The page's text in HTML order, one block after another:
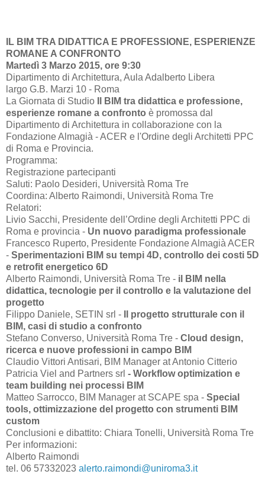
IL BIM TRA DIDATTICA E PROFESSIONE, ESPERIENZE
ROMANE A CONFRONTO
Martedì 3 Marzo 2015, ore 9:30
Dipartimento di Architettura, Aula Adalberto Libera
largo G.B. Marzi 10 - Roma
La Giornata di Studio
Il BIM tra didattica e professione,
esperienze romane a confronto è promossa dal
Dipartimento di Architettura in collaborazione con la
Fondazione Almagià - ACER e l'Ordine degli Architetti PPC
di Roma e Provincia.
Programma:
Registrazione partecipanti
Saluti: Paolo Desideri, Università Roma Tre
Coordina: Alberto Raimondi, Università Roma Tre
Relatori:
Livio Sacchi, Presidente dell’Ordine degli Architetti PPC di
Roma e provincia - Un nuovo paradigma professionale
Francesco Ruperto, Presidente Fondazione Almagià ACER
- Sperimentazioni BIM su tempi 4D, controllo dei costi 5D
e retrofit energetico 6D
Alberto Raimondi, Università Roma Tre - il BIM nella
didattica, tecnologie per il controllo e la valutazione del
progetto
Filippo Daniele, SETIN srl -
Il progetto strutturale con il
BIM, casi di studio a confronto
Stefano Converso, Università Roma Tre - Cloud design,
ricerca e nuove professioni in campo BIM
Claudio Vittori Antisari, BIM Manager at Antonio Citterio
Patricia Viel and Partners srl - Workflow optimization e
team building nei processi BIM
Matteo Sarrocco, BIM Manager at SCAPE spa - Special
tools, ottimizzazione del progetto con strumenti BIM
custom
Conclusioni e dibattito: Chiara Tonelli, Università Roma Tre
Per informazioni:
Alberto Raimondi
tel. 06 57332023 alerto.raimondi@uniroma3.it